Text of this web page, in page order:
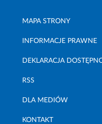
MAPA STRONY
INFORMACJE PRAWNE
DEKLARACJA
RSS
DLA MEDIÓW
KONTAKT